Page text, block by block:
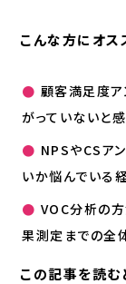
こんな方にオス
● 顧客満足度ア
がっていないと
● NPSやCSア
いか悩んでいる
● VOC分析の
果測定までの全
この記事を読む